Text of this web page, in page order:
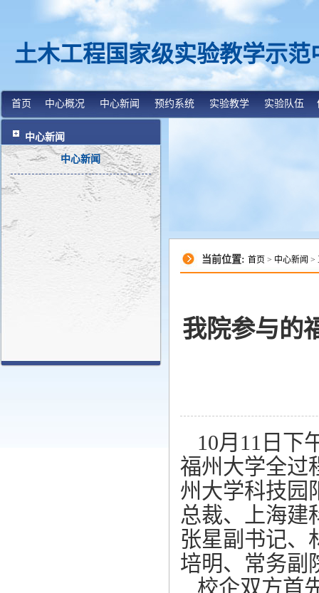
土木工程国家级实验教学示范
首页 中心概况 中心新闻 预约系统 实验教学 实验队伍
中心新闻
中心新闻
当前位置: 首页 > 中心新闻 >
我院参与的
10月11日下
福州大学全过
州大学科技园
总裁、上海建
张星副书记、
培明、常务副
校企双方首